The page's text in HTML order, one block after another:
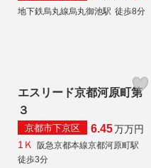
地下鉄烏丸線烏丸御池駅 徒歩8分
エスリード京都河原町第
３
京都市下京区 6.45万万円
1Ｋ 阪急京都本線京都河原町駅
徒歩3分